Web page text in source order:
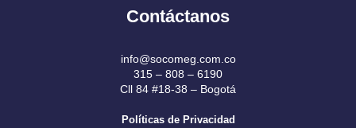
b
o
k
a
r
a
m
e
i
n
Contáctanos
info@socomeg.com.co
315 – 808 – 6190
Cll 84 #18-38 – Bogotá
Políticas de Privacidad